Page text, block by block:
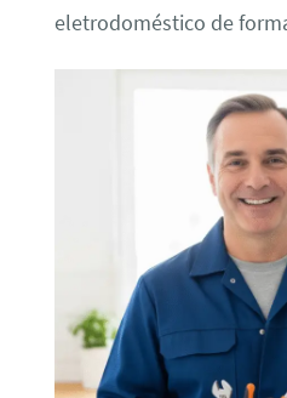
eletrodoméstico de